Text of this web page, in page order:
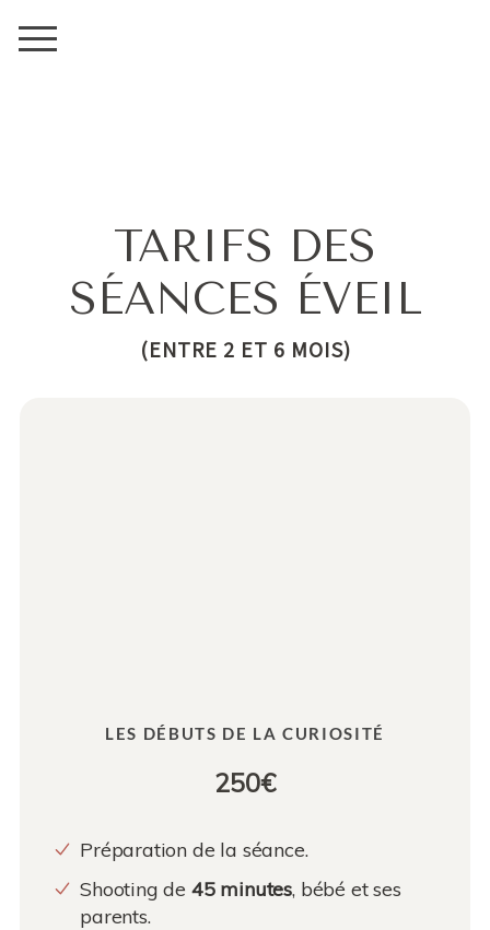
TARIFS DES
SÉANCES ÉVEIL
(ENTRE 2 ET 6 MOIS)
LES DÉBUTS DE LA CURIOSITÉ
250€
Préparation de la séance.
Shooting de 45 minutes, bébé et ses
parents.